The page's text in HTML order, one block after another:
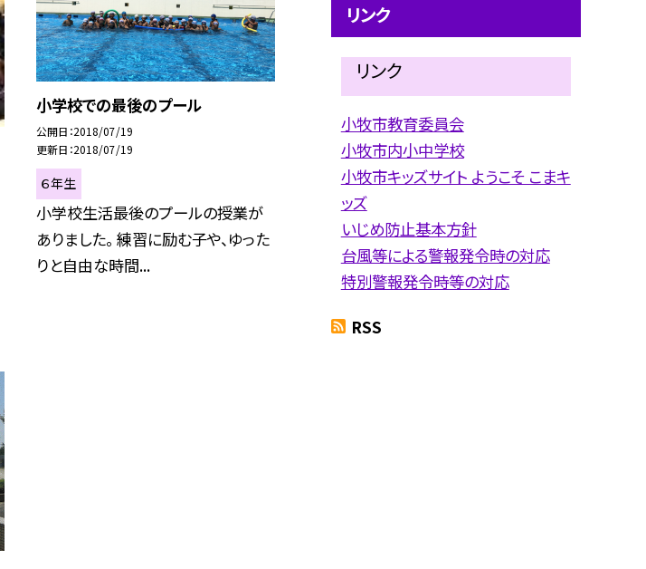
小学校での最後のプール
公開日 2018/07/19
更新日 2018/07/19
６年生
小学校生活最後のプールの授業が
ありました。 練習に励む子や、ゆった
りと自由な時間...
リンク
リンク
小牧市教育委員会
小牧市内小中学校
小牧市キッズサイト ようこそ こまキ
ッズ
いじめ防止基本方針
台風等による警報発令時の対応
特別警報発令時等の対応
RSS